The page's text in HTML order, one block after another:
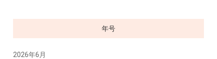
年号
2026年6月